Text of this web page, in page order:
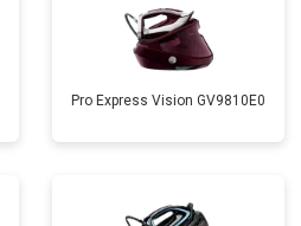
Pro Express Vision GV9810E0